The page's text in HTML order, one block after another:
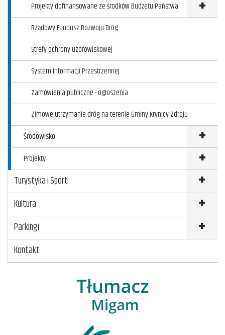
Projekty dofinansowane ze środków Budżetu Państwa
Kliknij
Rządowy Fundusz Rozwoju Dróg
Strefy ochrony uzdrowiskowej
System Informacji Przestrzennej
Zamówienia publiczne - ogłoszenia
Zimowe utrzymanie dróg na terenie Gminy Krynicy-Zdroju
Środowisko
Projekty
Turystyka i Sport
Kultura
Parkingi
Kontakt